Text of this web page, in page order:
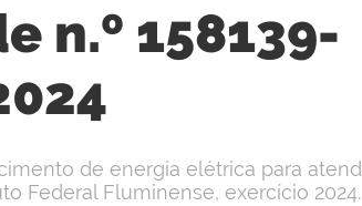
n.º 158139-
de energia elétrica para
Federal Fluminense, exercício 2024.